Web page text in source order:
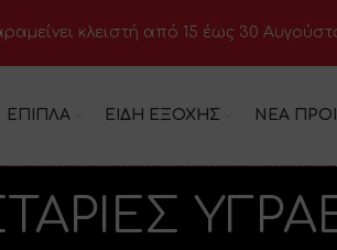
ΕΠΙΠΛΑ ΕΙΔΗ ΕΞΟΧΗΣ ΝΕΑ
κλειστή από 15 έως 30